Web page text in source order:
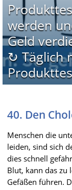
werden
Geld
↻ Täglich
40. Den
Menschen die
leiden, sind sich
dies schnell
Blut, kann das zu
Gefäßen führen.